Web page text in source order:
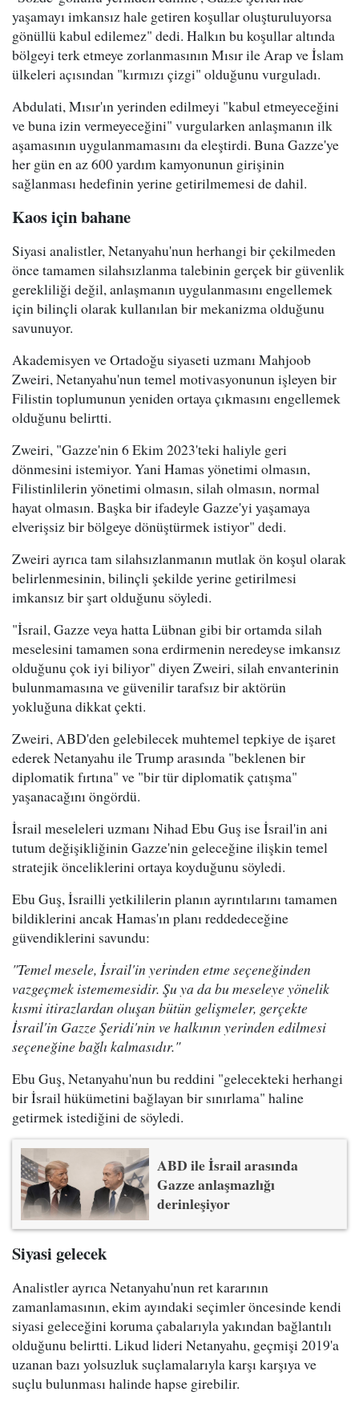
yaşamayı imkansız hale getiren koşullar oluşturuluyorsa
gönüllü kabul edilemez" dedi. Halkın bu koşullar altında
bölgeyi terk etmeye zorlanmasının Mısır ile Arap ve İslam
ülkeleri açısından "kırmızı çizgi" olduğunu vurguladı.
Abdulati, Mısır'ın yerinden edilmeyi "kabul etmeyeceğini
ve buna izin vermeyeceğini" vurgularken anlaşmanın ilk
aşamasının uygulanmamasını da eleştirdi. Buna Gazze'ye
her gün en az 600 yardım kamyonunun girişinin
sağlanması hedefinin yerine getirilmemesi de dahil.
Kaos için bahane
Siyasi analistler, Netanyahu'nun herhangi bir çekilmeden
önce tamamen silahsızlanma talebinin gerçek bir güvenlik
gerekliliği değil, anlaşmanın uygulanmasını engellemek
için bilinçli olarak kullanılan bir mekanizma olduğunu
savunuyor.
Akademisyen ve Ortadoğu siyaseti uzmanı Mahjoob
Zweiri, Netanyahu'nun temel motivasyonunun işleyen bir
Filistin toplumunun yeniden ortaya çıkmasını engellemek
olduğunu belirtti.
Zweiri, "Gazze'nin 6 Ekim 2023'teki haliyle geri
dönmesini istemiyor. Yani Hamas yönetimi olmasın,
Filistinlilerin yönetimi olmasın, silah olmasın, normal
hayat olmasın. Başka bir ifadeyle Gazze'yi yaşamaya
elverişsiz bir bölgeye dönüştürmek istiyor" dedi.
Zweiri ayrıca tam silahsızlanmanın mutlak ön koşul olarak
belirlenmesinin, bilinçli şekilde yerine getirilmesi
imkansız bir şart olduğunu söyledi.
"İsrail, Gazze veya hatta Lübnan gibi bir ortamda silah
meselesini tamamen sona erdirmenin neredeyse imkansız
olduğunu çok iyi biliyor" diyen Zweiri, silah envanterinin
bulunmamasına ve güvenilir tarafsız bir aktörün
yokluğuna dikkat çekti.
Zweiri, ABD'den gelebilecek muhtemel tepkiye de işaret
ederek Netanyahu ile Trump arasında "beklenen bir
diplomatik fırtına" ve "bir tür diplomatik çatışma"
yaşanacağını öngördü.
İsrail meseleleri uzmanı Nihad Ebu Guş ise İsrail'in ani
tutum değişikliğinin Gazze'nin geleceğine ilişkin temel
stratejik önceliklerini ortaya koyduğunu söyledi.
Ebu Guş, İsrailli yetkililerin planın ayrıntılarını tamamen
bildiklerini ancak Hamas'ın planı reddedeceğine
güvendiklerini savundu:
"Temel mesele, İsrail'in yerinden etme seçeneğinden
vazgeçmek istememesidir. Şu ya da bu meseleye yönelik
kısmi itirazlardan oluşan bütün gelişmeler, gerçekte
İsrail'in Gazze Şeridi'nin ve halkının yerinden edilmesi
seçeneğine bağlı kalmasıdır."
Ebu Guş, Netanyahu'nun bu reddini "gelecekteki herhangi
bir İsrail hükümetini bağlayan bir sınırlama" haline
getirmek istediğini de söyledi.
ABD ile İsrail arasında
Gazze anlaşmazlığı
derinleşiyor
Siyasi gelecek
Analistler ayrıca Netanyahu'nun ret kararının
zamanlamasının, ekim ayındaki seçimler öncesinde kendi
siyasi geleceğini koruma çabalarıyla yakından bağlantılı
olduğunu belirtti. Likud lideri Netanyahu, geçmişi 2019'a
uzanan bazı yolsuzluk suçlamalarıyla karşı karşıya ve
suçlu bulunması halinde hapse girebilir.